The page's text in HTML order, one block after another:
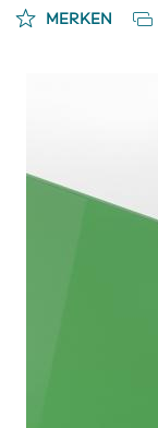
MERKEN